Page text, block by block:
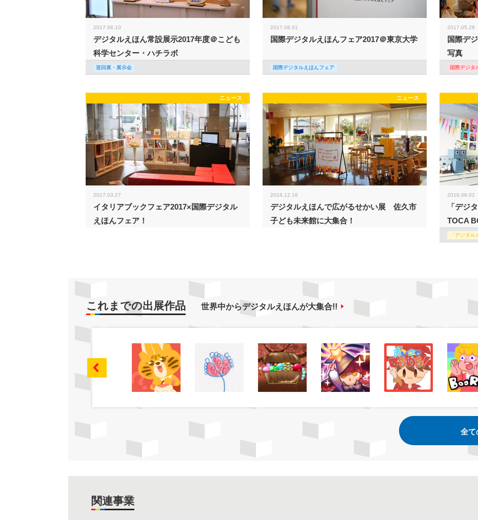
2017.06.10
デジタルえほん常設展示2017年度＠こども
科学センター・ハチラボ
巡回展・展示会
2017.06.01
国際デジタルえほんフェア2017＠東京大学
国際デジタルえほんフェア
2017.05.28
国際デ
写真
国際デジタ
ニュース
2017.03.27
イタリアブックフェア2017×国際デジタル
えほんフェア！
ニュース
2016.12.16
デジタルえほんで広がるせかい展 佐久市
子ども未来館に大集合！
2016.06.02
「デジ
TOCA
「デジタ
これまでの出展作品 世界中からデジタルえほんが大集合!!
全て
関連事業